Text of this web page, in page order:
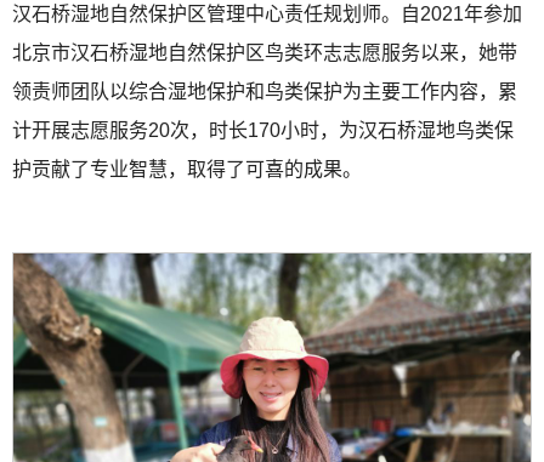
汉石桥湿地自然保护区管理中心责任规划师。自2021年参加
北京市汉石桥湿地自然保护区鸟类环志志愿服务以来，她带
领责师团队以综合湿地保护和鸟类保护为主要工作内容，累
计开展志愿服务20次，时长170小时，为汉石桥湿地鸟类保
护贡献了专业智慧，取得了可喜的成果。